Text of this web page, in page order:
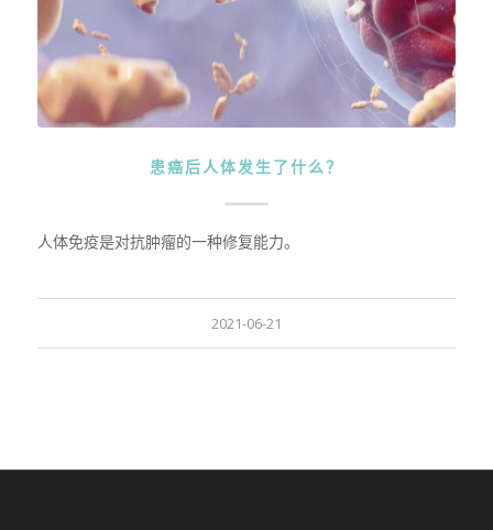
患癌后人体发生了什么？
人体免疫是对抗肿瘤的一种修复能力。
2021-06-21